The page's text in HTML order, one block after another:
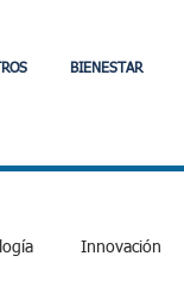
BIENESTAR
Innovación